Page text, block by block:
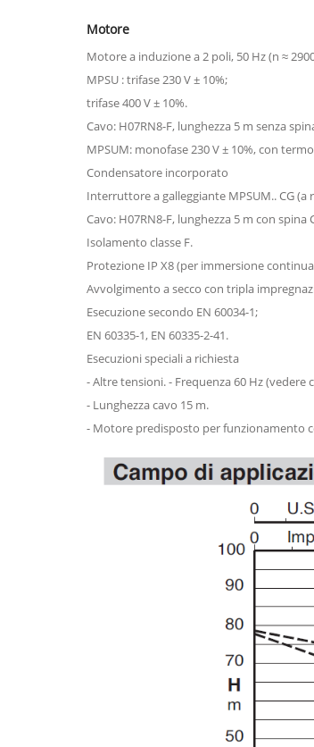
Motore
Motore a induzione a 2 poli, 50 Hz (n ≈
MPSU : trifase 230 V ± 10%;
trifase 400 V ± 10%.
Cavo: H07RN8-F, lunghezza 5 m senza
MPSUM: monofase 230 V ± 10%, con
Condensatore incorporato
Interruttore a galleggiante MPSUM.. CG (a
Cavo: H07RN8-F, lunghezza 5 m con spina
Isolamento classe F.
Protezione IP X8 (per immersione
Avvolgimento a secco con tripla
Esecuzione secondo EN 60034-1;
EN 60335-1, EN 60335-2-41.
Esecuzioni speciali a richiesta
- Altre tensioni. - Frequenza 60 Hz (vedere
- Lunghezza cavo 15 m.
- Motore predisposto per funzionamento